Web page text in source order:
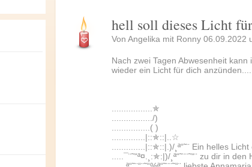
hell soll dieses Licht
Von Angelika mit Ronny 06.09.2022
Nach zwei Tagen Abwesenheit kann
wieder ein Licht für dich
.................✯
................./)
................( )
..............|::✯::|..☆
..............|::✯::|.)/¸ª“˜¨ Ein helles
.....¯¨˜“ª¤.¸:✯:|)/¸ª“˜¨¨˜“¨ zu dir in